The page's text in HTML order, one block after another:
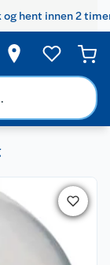
og hent innen 2